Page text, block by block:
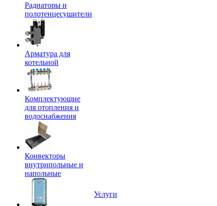
Радиаторы и
полотенцесушители
Арматура для
котельной
Комплектующие
для отопления и
водоснабжения
Конвекторы
внутрипольные и
напольные
Услуги